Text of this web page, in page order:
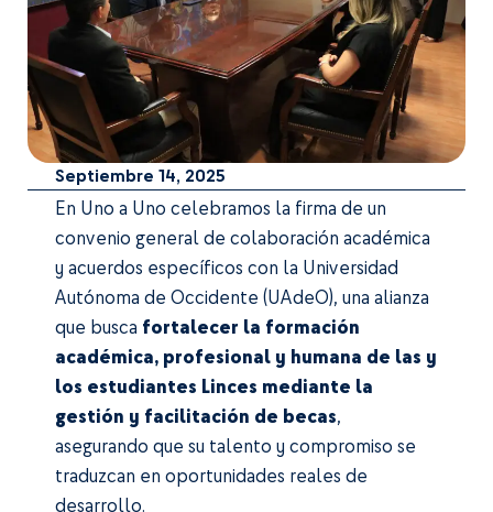
Septiembre 14, 2025
En Uno a Uno celebramos la firma de un
convenio general de colaboración académica
y acuerdos específicos con la Universidad
Autónoma de Occidente (UAdeO), una alianza
que busca fortalecer la formación
académica, profesional y humana de las y
los estudiantes Linces mediante la
gestión y facilitación de becas,
asegurando que su talento y compromiso se
traduzcan en oportunidades reales de
desarrollo.